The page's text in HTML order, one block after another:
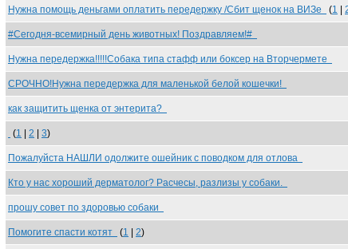
Нужна помощь деньгами оплатить передержку /Сбит щенок на ВИЗе (1
#Сегодня-всемирный день животных! Поздравляем!#
Нужна передержка!!!!!Собака типа стафф или боксер на Вторчермете
СРОЧНО!Нужна передержка для маленькой белой кошечки!
как защитить щенка от энтерита?
(1 2 3)
Пожалуйста НАШЛИ одолжите ошейник с поводком для отлова
Кто у нас хороший дерматолог? Расчесы, разлизы у собаки.
прошу совет по здоровью собаки
Помогите спасти котят (1 2)